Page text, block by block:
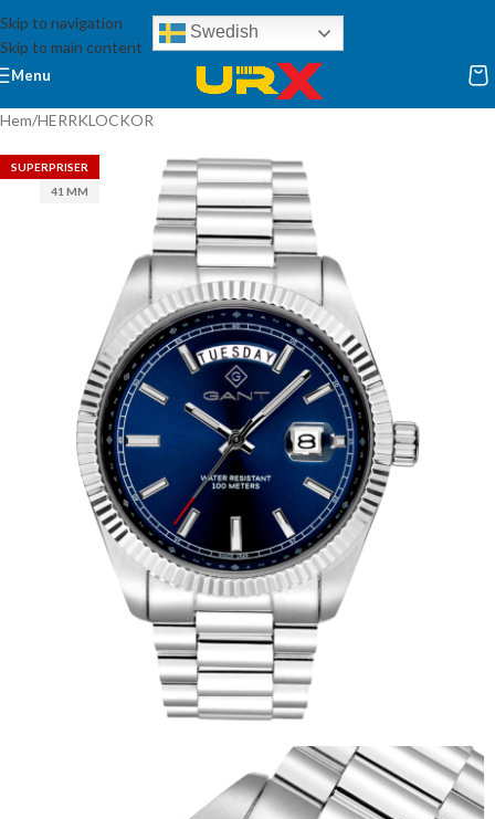
Skip to navigation
Skip to main content
Swedish
Menu
Hem/HERRKLOCKOR
SUPERPRISER
41 MM